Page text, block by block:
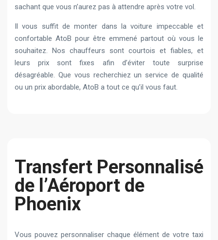
sachant que vous n’aurez pas à attendre après votre vol.
Il vous suffit de monter dans la voiture impeccable et
confortable AtoB pour être emmené partout où vous le
souhaitez. Nos chauffeurs sont courtois et fiables, et
leurs prix sont fixes afin d’éviter toute surprise
désagréable. Que vous recherchiez un service de qualité
ou un prix abordable, AtoB a tout ce qu’il vous faut.
Transfert Personnalisé
de l’Aéroport de
Phoenix
Vous pouvez personnaliser chaque élément de votre taxi